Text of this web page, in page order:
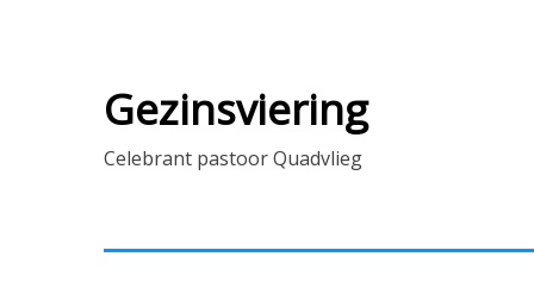
Gezinsviering
Celebrant pastoor Quadvlieg